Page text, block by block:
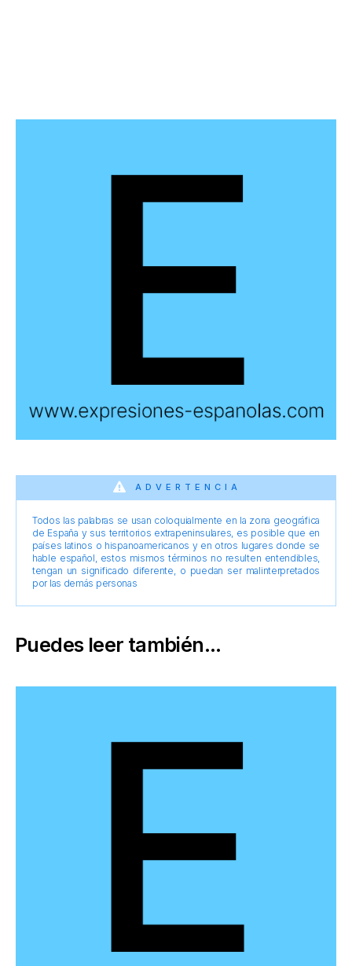
ADVERTENCIA
Todos las palabras se usan coloquialmente en la zona geográfica
de España y sus territorios extrapeninsulares, es posible que en
países latinos o hispanoamericanos y en otros lugares donde se
hable español, estos mismos términos no resulten entendibles,
tengan un significado diferente, o puedan ser malinterpretados
por las demás personas
Puedes leer también...